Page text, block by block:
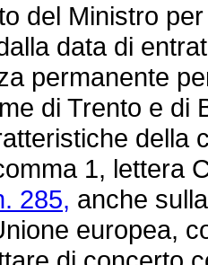
del Ministro per
data di
permanente
di Trento e di
della
1, lettera
285, anche
europea,